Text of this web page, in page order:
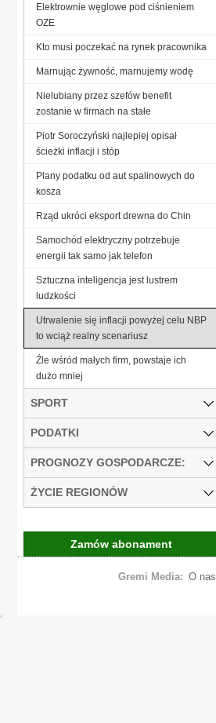
Elektrownie węglowe pod ciśnieniem
OZE
Kto musi poczekać na rynek pracownika
Marnując żywność, marnujemy wodę
Nielubiany przez szefów benefit
zostanie w firmach na stałe
Piotr Soroczyński najlepiej opisał
ścieżki inflacji i stóp
Plany podatku od aut spalinowych do
kosza
Rząd ukróci eksport drewna do Chin
Samochód elektryczny potrzebuje
energii tak samo jak telefon
Sztuczna inteligencja jest lustrem
ludzkości
Utrwalenie się inflacji powyżej celu NBP
to wciąż realny scenariusz
Źle wśród małych firm, powstaje ich
dużo mniej
SPORT
PODATKI
PROGNOZY GOSPODARCZE:
ŻYCIE REGIONÓW
Zamów abonament
Gremi Media: O nas